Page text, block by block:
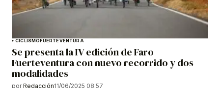
CICLISMO FUERTEVENTURA
Se presenta la IV edición de Faro
Fuerteventura con nuevo recorrido y dos
modalidades
por Redacción11/06/2025 08:57